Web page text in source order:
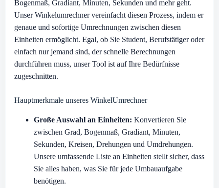
Bogenmaß, Gradiant, Minuten, Sekunden und mehr geht.
Unser Winkelumrechner vereinfacht diesen Prozess, indem er
genaue und sofortige Umrechnungen zwischen diesen
Einheiten ermöglicht. Egal, ob Sie Student, Berufstätiger oder
einfach nur jemand sind, der schnelle Berechnungen
durchführen muss, unser Tool ist auf Ihre Bedürfnisse
zugeschnitten.
Hauptmerkmale unseres WinkelUmrechner
Große Auswahl an Einheiten: Konvertieren Sie
zwischen Grad, Bogenmaß, Gradiant, Minuten,
Sekunden, Kreisen, Drehungen und Umdrehungen.
Unsere umfassende Liste an Einheiten stellt sicher, dass
Sie alles haben, was Sie für jede Umbauaufgabe
benötigen.